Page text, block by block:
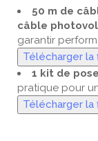
50 m de
câble
garantir
Télécharger
1 kit de
pratique pour
Télécharger